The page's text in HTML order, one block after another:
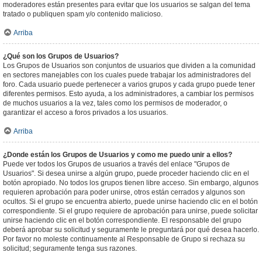
moderadores están presentes para evitar que los usuarios se salgan del tema
tratado o publiquen spam y/o contenido malicioso.
Arriba
¿Qué son los Grupos de Usuarios?
Los Grupos de Usuarios son conjuntos de usuarios que dividen a la comunidad
en sectores manejables con los cuales puede trabajar los administradores del
foro. Cada usuario puede pertenecer a varios grupos y cada grupo puede tener
diferentes permisos. Esto ayuda, a los administradores, a cambiar los permisos
de muchos usuarios a la vez, tales como los permisos de moderador, o
garantizar el acceso a foros privados a los usuarios.
Arriba
¿Donde están los Grupos de Usuarios y como me puedo unir a ellos?
Puede ver todos los Grupos de usuarios a través del enlace "Grupos de
Usuarios". Si desea unirse a algún grupo, puede proceder haciendo clic en el
botón apropiado. No todos los grupos tienen libre acceso. Sin embargo, algunos
requieren aprobación para poder unirse, otros están cerrados y algunos son
ocultos. Si el grupo se encuentra abierto, puede unirse haciendo clic en el botón
correspondiente. Si el grupo requiere de aprobación para unirse, puede solicitar
unirse haciendo clic en el botón correspondiente. El responsable del grupo
deberá aprobar su solicitud y seguramente le preguntará por qué desea hacerlo.
Por favor no moleste continuamente al Responsable de Grupo si rechaza su
solicitud; seguramente tenga sus razones.